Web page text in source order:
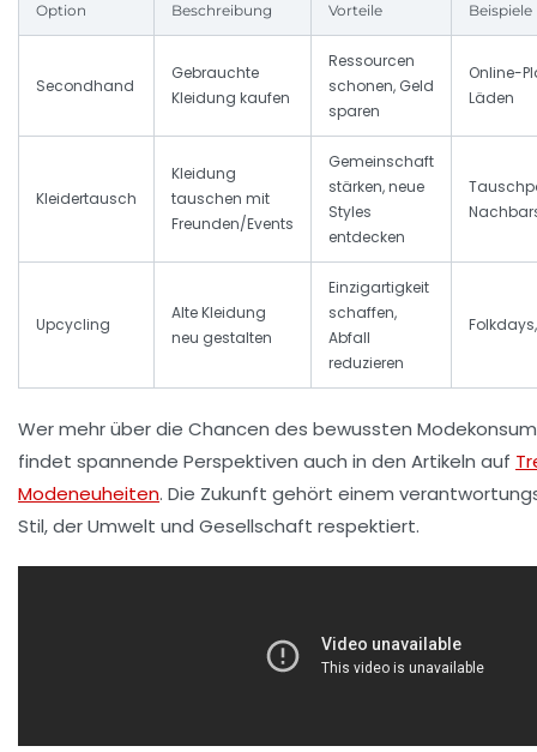
Option Beschreibung Vorteile Beispiele
Secondhand
Gebrauchte
Kleidung kaufen
Ressourcen
schonen, Geld
sparen
Online-
Läden
Kleidertausch
Kleidung
tauschen mit
Freunden/Events
Gemeinschaft
stärken, neue
Styles
entdecken
Upcycling
Alte Kleidung
neu gestalten
Einzigartigkeit
schaffen,
Abfall
reduzieren
Wer mehr über die Chancen des bewussten
findet spannende Perspektiven auch in den Artikeln auf
Modeneuheiten. Die Zukunft gehört einem
Stil, der Umwelt und Gesellschaft respektiert.